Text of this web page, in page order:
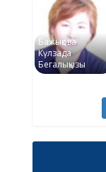
Бажықова
Күлзада
Бегалықызы